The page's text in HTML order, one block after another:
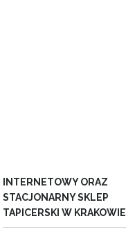
INTERNETOWY ORAZ
STACJONARNY SKLEP
TAPICERSKI W KRAKOWIE